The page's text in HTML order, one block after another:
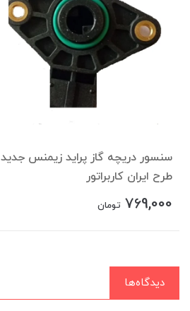
سنسور دريچه گاز پرايد زيمنس جديد
طرح ايران کاربراتور
769,000 تومان
دیدگاه‌ها